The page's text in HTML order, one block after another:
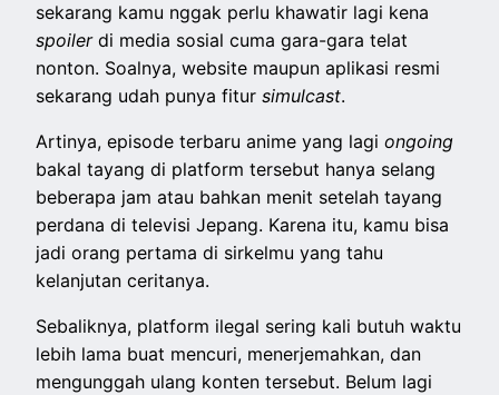
sekarang kamu nggak perlu khawatir lagi kena
spoilerdi media sosial cuma gara-gara telat
nonton. Soalnya, website maupun aplikasi resmi
sekarang udah punya fitursimulcast.
Artinya, episode terbaru anime yang lagiongoing
bakal tayang di platform tersebut hanya selang
beberapa jam atau bahkan menit setelah tayang
perdana di televisi Jepang. Karena itu, kamu bisa
jadi orang pertama di sirkelmu yang tahu
kelanjutan ceritanya.
Sebaliknya, platform ilegal sering kali butuh waktu
lebih lama buat mencuri, menerjemahkan, dan
mengunggah ulang konten tersebut. Belum lagi